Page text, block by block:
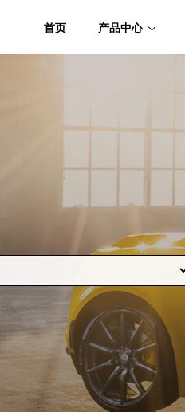
首页 产品中心